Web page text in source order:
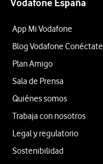
Vodafone España
App Mi Vodafone
Blog Vodafone Conéctate
Plan Amigo
Sala de Prensa
Quiénes somos
Trabaja con nosotros
Legal y regulatorio
Sostenibilidad